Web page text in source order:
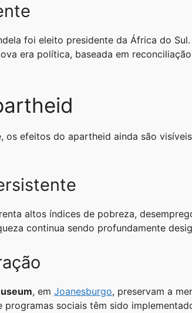
foi eleito presidente da África do
era política, baseada em
os efeitos do apartheid ainda são
altos índices de pobreza,
continua sendo profundamente
, em Joanesburgo, preservam a
sociais têm sido